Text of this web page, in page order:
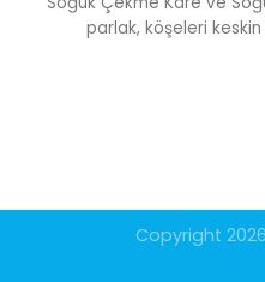
parlak, köşeleri
Copyright